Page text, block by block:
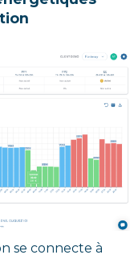
se connecte à